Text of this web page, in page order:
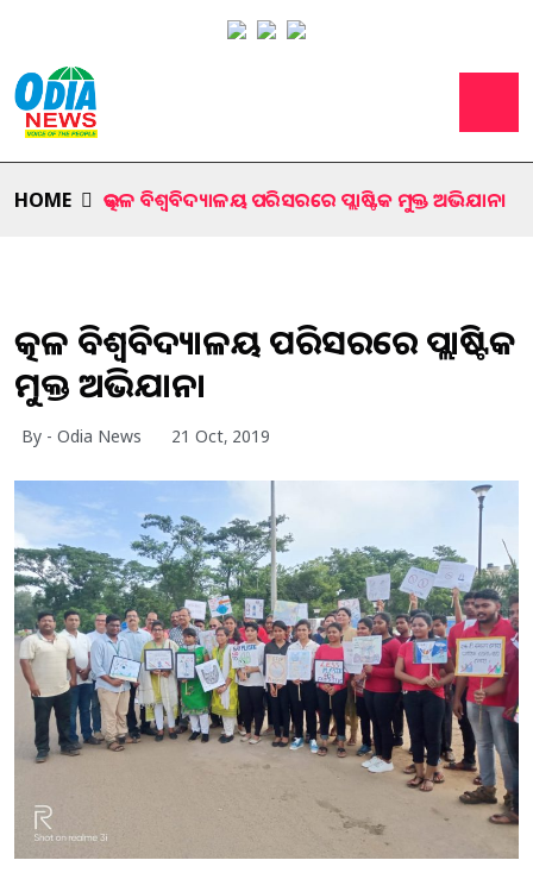
HOME ଉତ୍କଳ ବିଶ୍ବବିଦ୍ୟାଳୟ ପରିସରରେ ପ୍ଲାଷ୍ଟିକ ମୁକ୍ତ ଅଭିଯାନ।
ଉତ୍କଳ ବିଶ୍ବବିଦ୍ୟାଳୟ ପରିସରରେ ପ୍ଲାଷ୍ଟିକ
ମୁକ୍ତ ଅଭିଯାନ।
By - Odia News 21 Oct, 2019